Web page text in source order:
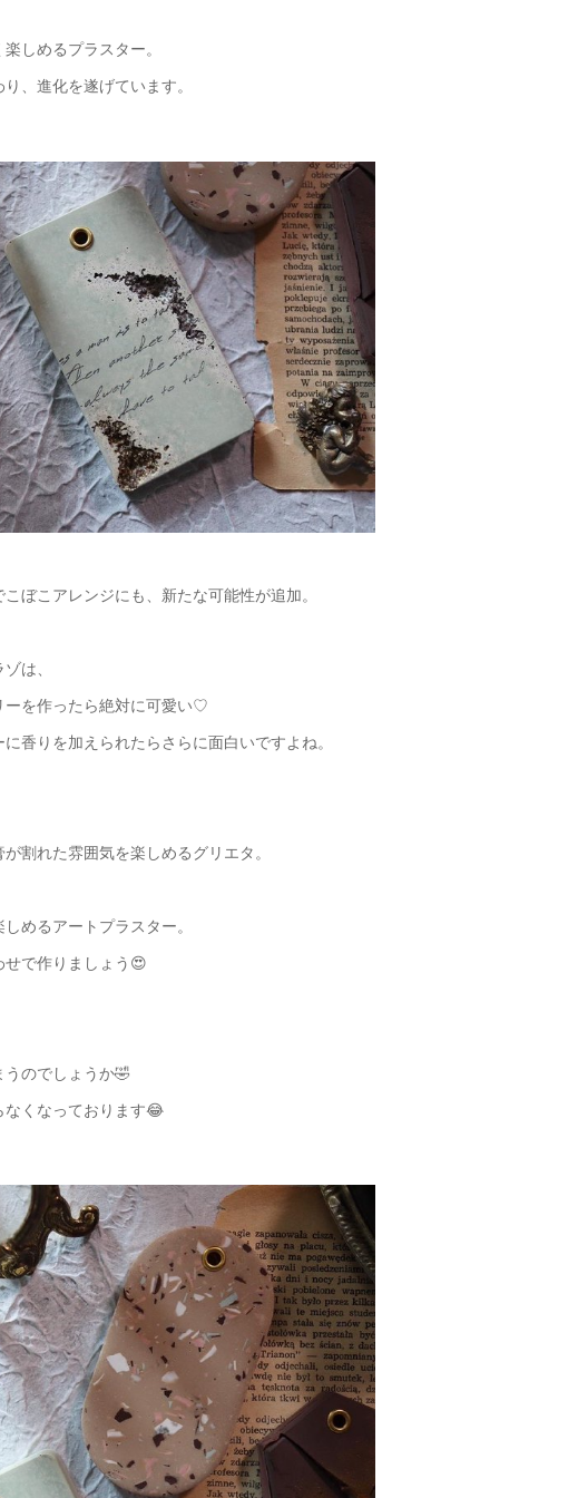
しめるプラスター。
、進化を遂げています。
ぼこアレンジにも、新たな可能性が追加。
は、
ーを作ったら絶対に可愛い♡
香りを加えられたらさらに面白いですよね。
割れた雰囲気を楽しめるグリエタ。
めるアートプラスター。
せで作りましょう😍
うのでしょうか🤣
なくなっております😂